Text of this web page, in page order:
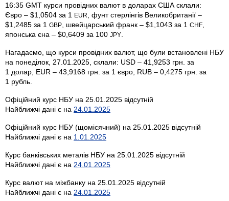
16:35 GMT курси провідних валют в доларах США склали:
Євро – $1,0504 за 1 EUR
, фунт стерлінгів Велико­британії –
$1,2485 за 1 GBP , швейцарський франк – $1,1043 за 1 CHF
японська єна – $0,6409 за 100 JPY
Нагадаємо, що курси провідних валют, що були встановлені НБУ
на понеділок, 27.01.2025, склали: USD – 41,9253 грн. за
1 долар, EUR – 43,9168 грн. за 1 євро, RUB – 0,4275 грн. за
1 рубль.
Офіційний курс НБУ на 25.01.2025 відсутній
Найближчі дані є на 24.01.2025
Офіційний курс НБУ (щомісячний) на 25.01.2025 відсутній
Найближчі дані є на 1.01.2025
Курс банківських металів НБУ на 25.01.2025 відсутній
Найближчі дані є на 24.01.2025
Курс валют на міжбанку на 25.01.2025 відсутній
Найближчі дані є на 24.01.2025